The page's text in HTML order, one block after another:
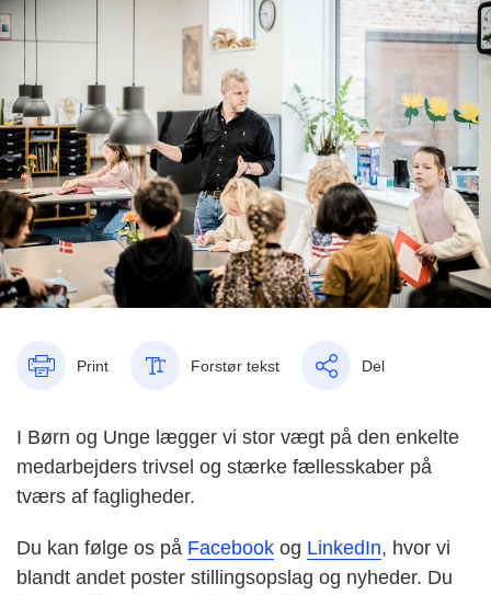
Print Forstør tekst Del
I Børn og Unge lægger vi stor vægt på den enkelte
medarbejders trivsel og stærke fællesskaber på
tværs af fagligheder.
Du kan følge os på Facebook og LinkedIn, hvor vi
blandt andet poster stillingsopslag og nyheder. Du